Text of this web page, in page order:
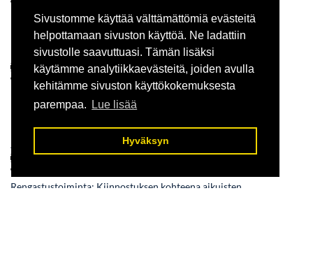
Sivustomme käyttää välttämättömiä evästeitä
helpottamaan sivuston käyttöä. Ne ladattiin
sivustolle saavuttuasi. Tämän lisäksi
käytämme analytiikkaevästeitä, joiden avulla
kehitämme sivuston käyttökokemuksesta
parempaa.
Lue lisää
Hyväksyn
Rengastustoiminta: pesäpoikaslupa. Kiinnostuksen kohteena
kaikkien lajien poikaset ja emot.
Heikki Lokki
lokki@cs.helsinki.fi
050-5525422
Rengastustoiminta: pesäpoikaslupa. Kiinnostuksen kohteena
petolinnut.
Juhani Lokki
juhani.lokki@helsinki.fi
Rengastustoiminta: Kiinnostuksen kohteena aikuisten